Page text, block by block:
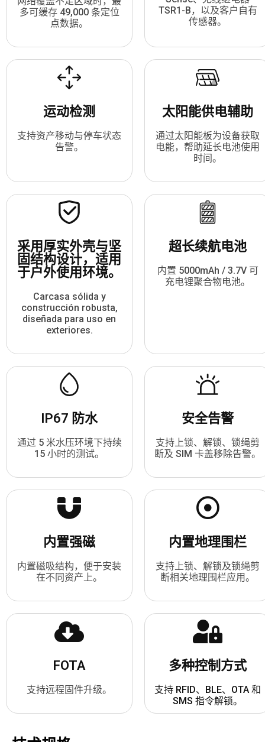
多可缓存 49,000 条定位
点数据。
TSR1-B，以及客户自有
传感器。
运动检测
支持资产移动与停车状态
告警。
太阳能供电辅助
通过太阳能板为设备获取
电能，帮助延长电池使用
时间。
采用厚实外壳与坚
固结构设计，适用
于户外使用环境。
Carcasa sólida y
construcción robusta,
diseñada para uso en
exteriores.
超长续航电池
内置 5000mAh / 3.7V 可
充电锂聚合物电池。
IP67 防水
通过 5 米水压环境下持续
15 小时的测试。
安全告警
支持上锁、解锁、锁绳剪
断及 SIM 卡盖移除告警。
内置强磁
内置磁吸结构，便于安装
在不同资产上。
内置地理围栏
支持上锁、解锁及锁绳剪
断相关地理围栏应用。
FOTA
支持远程固件升级。
多种控制方式
支持 RFID、BLE、OTA 和
SMS 指令解锁。